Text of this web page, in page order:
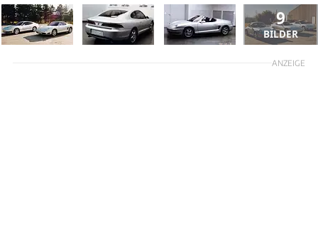
9
BILDER
ANZEIGE